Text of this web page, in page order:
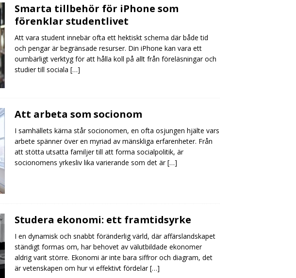
Smarta tillbehör för iPhone som
förenklar studentlivet
Att vara student innebär ofta ett hektiskt schema där både tid
och pengar är begränsade resurser. Din iPhone kan vara ett
oumbärligt verktyg för att hålla koll på allt från föreläsningar och
studier till sociala […]
Att arbeta som socionom
I samhällets kärna står socionomen, en ofta osjungen hjälte vars
arbete spänner över en myriad av mänskliga erfarenheter. Från
att stötta utsatta familjer till att forma socialpolitik, är
socionomens yrkesliv lika varierande som det är[…]
Studera ekonomi: ett framtidsyrke
I en dynamisk och snabbt föränderlig värld, där affärslandskapet
ständigt formas om, har behovet av välutbildade ekonomer
aldrig varit större. Ekonomi är inte bara siffror och diagram, det
är vetenskapen om hur vi effektivt fördelar[…]